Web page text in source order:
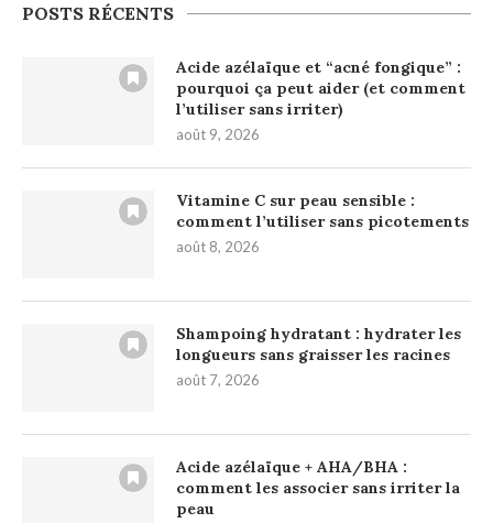
POSTS RÉCENTS
Acide azélaïque et “acné fongique” :
pourquoi ça peut aider (et comment
l’utiliser sans irriter)
août 9, 2026
Vitamine C sur peau sensible :
comment l’utiliser sans picotements
août 8, 2026
Shampoing hydratant : hydrater les
longueurs sans graisser les racines
août 7, 2026
Acide azélaïque + AHA/BHA :
comment les associer sans irriter la
peau